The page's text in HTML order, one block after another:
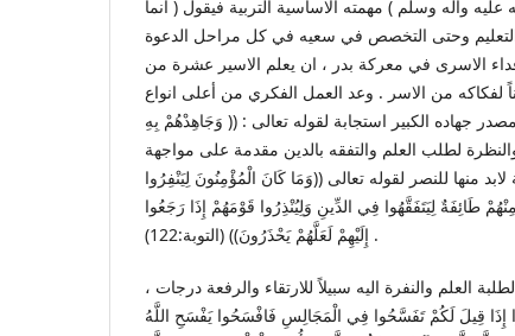
واله وسلم ) مهمته الاساسية التربية فيقول ( انما
وحتى التخصص في سعيه في كل مراحل الدعوة
الاسرى في معركة بدر ، ان يعلم الاسير عشرة من
لفكاكه من الاسر . وعد العمل الفكري من أعلى انواع
مصدر جهاده الكبير استجابة لقوله تعالى : (( وَجَاهِدْهُمْ بِهِ
كَبِيراً)) (الفرقان:52) ، والنظرة لطلب العلم والتفقه بالدين مقدمة على مواجهة
منها للنصر لقوله تعالى ((وَمَا كَانَ الْمُؤْمِنُونَ لِيَنْفِرُوا
طَائِفَةٌ لِيَتَفَقَّهُوا فِي الدِّينِ وَلِيُنْذِرُوا قَوْمَهُمْ إِذَا رَجَعُوا
إِلَيْهِمْ لَعَلَّهُمْ يَحْذَرُونَ)) (التوبة:122) .
العلم والنفرة اليه سبيلاً للارتقاء والرفعة درجات ،
إِذَا قِيلَ لَكُمْ تَفَسَّحُوا فِي الْمَجَالِسِ فَافْسَحُوا يَفْسَحِ اللَّهُ